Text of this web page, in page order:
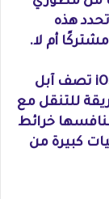
هذه
وفي إعلانها الرسمي الخاص بنظام iOS 14 تصف آبل
للتنقل مع
خرائط
كبيرة من